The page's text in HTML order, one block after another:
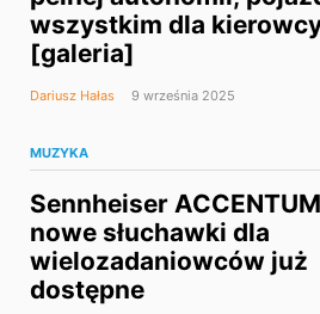
wszystkim dla
[galeria]
Dariusz Hałas 9 września 2025
MUZYKA
Sennheiser
nowe słuchawki dla
wielozadaniowców już
dostępne